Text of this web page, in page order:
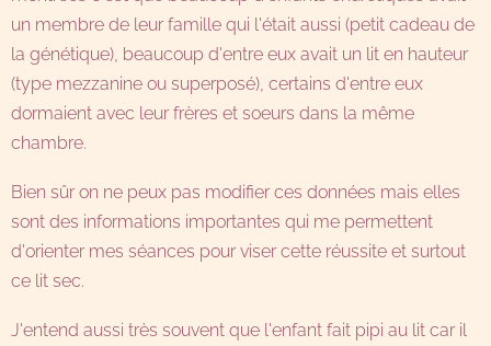
un membre de leur famille qui l'était aussi (petit cadeau de
la génétique), beaucoup d'entre eux avait un lit en hauteur
(type mezzanine ou superposé), certains d'entre eux
dormaient avec leur frères et soeurs dans la même
chambre.
Bien sûr on ne peux pas modifier ces données mais elles
sont des informations importantes qui me permettent
d'orienter mes séances pour viser cette réussite et surtout
ce lit sec.
J'entend aussi très souvent que l'enfant fait pipi au lit car il